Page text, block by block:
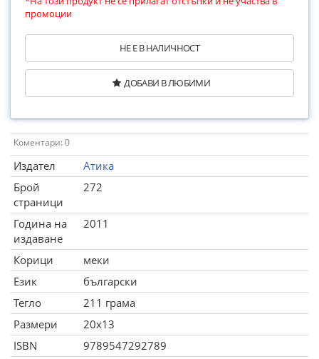
промоции
НЕ Е В НАЛИЧНОСТ
ДОБАВИ В ЛЮБИМИ
Коментари: 0
Издател
Атика
Брой
страници
272
Година на
издаване
2011
Корици
меки
Език
български
Тегло
211 грама
Размери
20x13
ISBN
9789547292789